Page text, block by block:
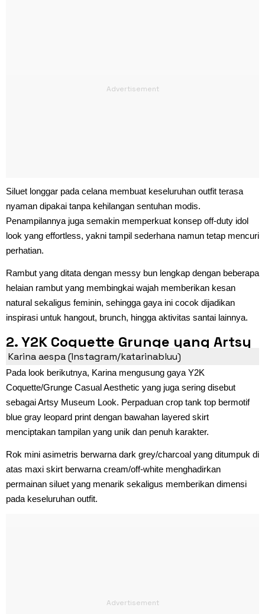
Siluet longgar pada celana membuat keseluruhan outfit terasa
nyaman dipakai tanpa kehilangan sentuhan modis.
Penampilannya juga semakin memperkuat konsep off-duty idol
look yang effortless, yakni tampil sederhana namun tetap mencuri
perhatian.
Rambut yang ditata dengan messy bun lengkap dengan beberapa
helaian rambut yang membingkai wajah memberikan kesan
natural sekaligus feminin, sehingga gaya ini cocok dijadikan
inspirasi untuk hangout, brunch, hingga aktivitas santai lainnya.
2. Y2K Coquette Grunge yang Artsy
Karina aespa (Instagram/katarinabluu)
Pada look berikutnya, Karina mengusung gaya Y2K
Coquette/Grunge Casual Aesthetic yang juga sering disebut
sebagai Artsy Museum Look. Perpaduan crop tank top bermotif
blue gray leopard print dengan bawahan layered skirt
menciptakan tampilan yang unik dan penuh karakter.
Rok mini asimetris berwarna dark grey/charcoal yang ditumpuk di
atas maxi skirt berwarna cream/off-white menghadirkan
permainan siluet yang menarik sekaligus memberikan dimensi
pada keseluruhan outfit.